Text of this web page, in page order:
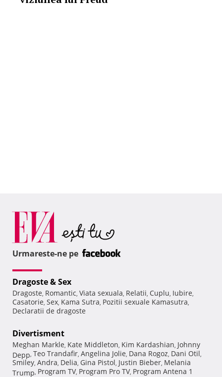
Urmareste-ne pe
Dragoste & Sex
Dragoste, Romantic, Viata sexuala, Relatii, Cuplu, Iubire,
Casatorie, Sex, Kama Sutra, Pozitii sexuale Kamasutra,
Declaratii de dragoste
Divertisment
Meghan Markle, Kate Middleton, Kim Kardashian, Johnny
Depp, Teo Trandafir, Angelina Jolie, Dana Rogoz, Dani Otil,
Smiley, Andra, Delia, Gina Pistol, Justin Bieber, Melania
Trump, Program TV, Program Pro TV, Program Antena 1